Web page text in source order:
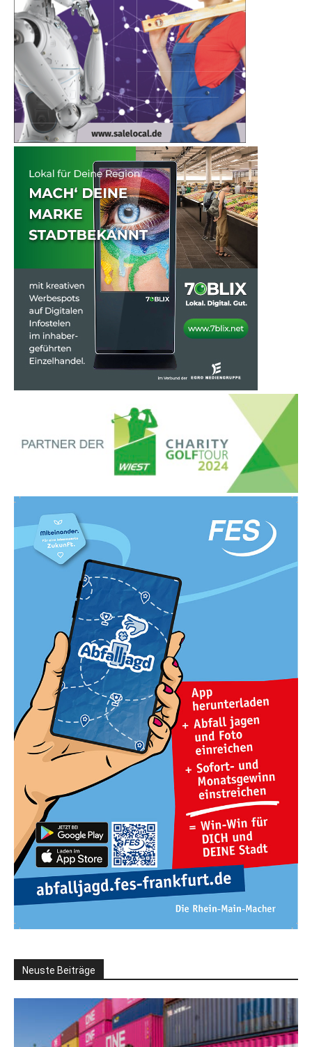
Neuste Beiträge